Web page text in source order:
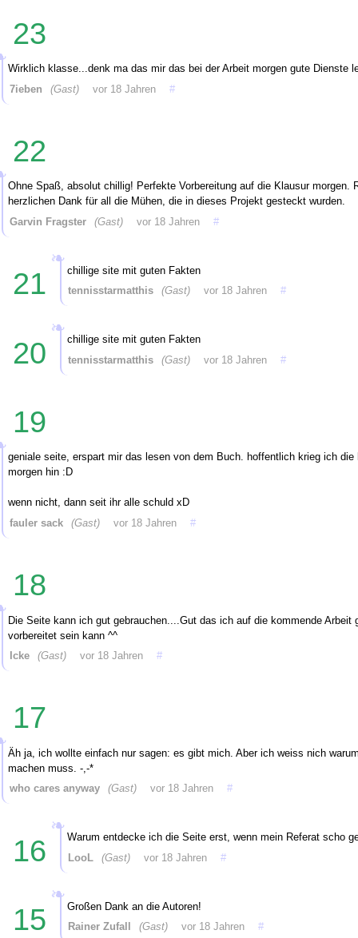
23
Wirklich klasse...denk ma das mir das bei der Arbeit morgen gute Dienste
7ieben
(Gast) vor 18 Jahren #
22
Ohne Spaß, absolut chillig! Perfekte Vorbereitung auf die Klausur morgen.
herzlichen Dank für all die Mühen, die in dieses Projekt gesteckt wurden.
Garvin Fragster
(Gast) vor 18 Jahren #
21
chillige site mit guten Fakten
tennisstarmatthis
(Gast) vor 18 Jahren #
20
chillige site mit guten Fakten
tennisstarmatthis
(Gast) vor 18 Jahren #
19
geniale seite, erspart mir das lesen von dem Buch. hoffentlich krieg ich die
morgen hin :D
wenn nicht, dann seit ihr alle schuld xD
fauler sack
(Gast) vor 18 Jahren #
18
Die Seite kann ich gut gebrauchen....Gut das ich auf die kommende Arbeit
vorbereitet sein kann ^^
Icke
(Gast) vor 18 Jahren #
17
Äh ja, ich wollte einfach nur sagen: es gibt mich. Aber ich weiss nich
machen muss. -,-*
who cares anyway
(Gast) vor 18 Jahren #
16
Warum entdecke ich die Seite erst, wenn mein Referat scho
LooL
(Gast) vor 18 Jahren #
15
Großen Dank an die Autoren!
Rainer Zufall
(Gast) vor 18 Jahren #